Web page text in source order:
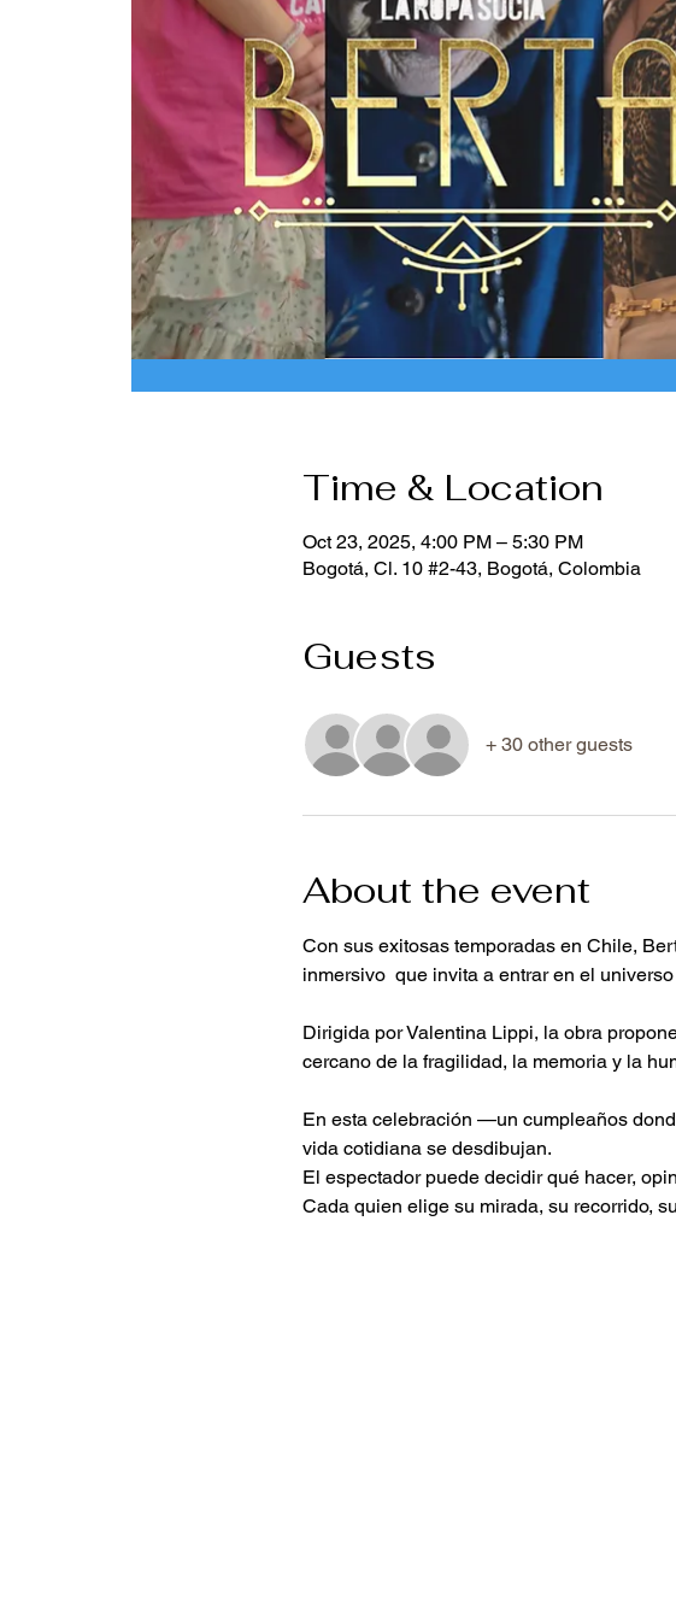
Time & Location
Oct 23, 2025, 4:00 PM – 5:30 PM
Bogotá, Cl. 10 #2-43, Bogotá, Colombia
Guests
+ 30 other guests
About the event
Con sus exitosas temporadas en Chile,
inmersivo  que invita a entrar en el
Dirigida por Valentina Lippi, la obra
cercano de la fragilidad, la memoria y la
En esta celebración —un cumpleaños
vida cotidiana se desdibujan.
El espectador puede decidir qué hacer,
Cada quien elige su mirada, su recorrido,